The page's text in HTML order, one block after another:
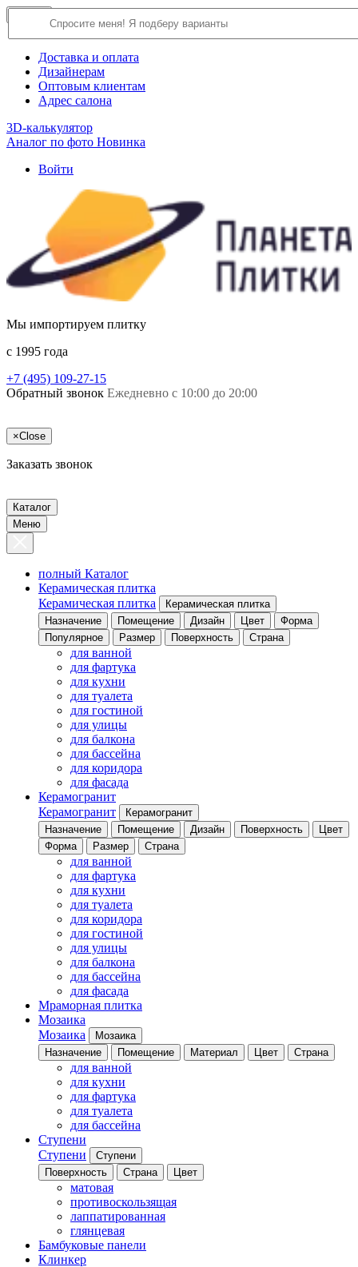
О компании
Доставка и оплата
Дизайнерам
Оптовым клиентам
Адрес салона
3D-калькулятор
Аналог по фото Новинка
Войти
Мы импортируем плитку
c 1995 года
+7 (495) 109-27-15
Обратный звонок Ежедневно с 10:00 до 20:00
×Close
Заказать звонок
Каталог
Меню
полный Каталог
Керамическая плитка
Керамическая плитка
Керамическая плитка
Назначение
Помещение Дизайн Цвет
Форма
Популярное
Размер Поверхность Страна
для ванной
для фартука
для кухни
для туалета
для гостиной
для улицы
для балкона
для бассейна
для коридора
для фасада
Керамогранит
Керамогранит
Керамогранит
Назначение
Помещение Дизайн Поверхность
Цвет
Форма
Размер Страна
для ванной
для фартука
для кухни
для туалета
для коридора
для гостиной
для улицы
для балкона
для бассейна
для фасада
Мраморная плитка
Мозаика
Мозаика
Мозаика
Назначение
Помещение Материал Цвет Страна
для ванной
для кухни
для фартука
для туалета
для бассейна
Ступени
Ступени
Ступени
Поверхность
Страна Цвет
матовая
противоскользящая
лаппатированная
глянцевая
Бамбуковые панели
Клинкер